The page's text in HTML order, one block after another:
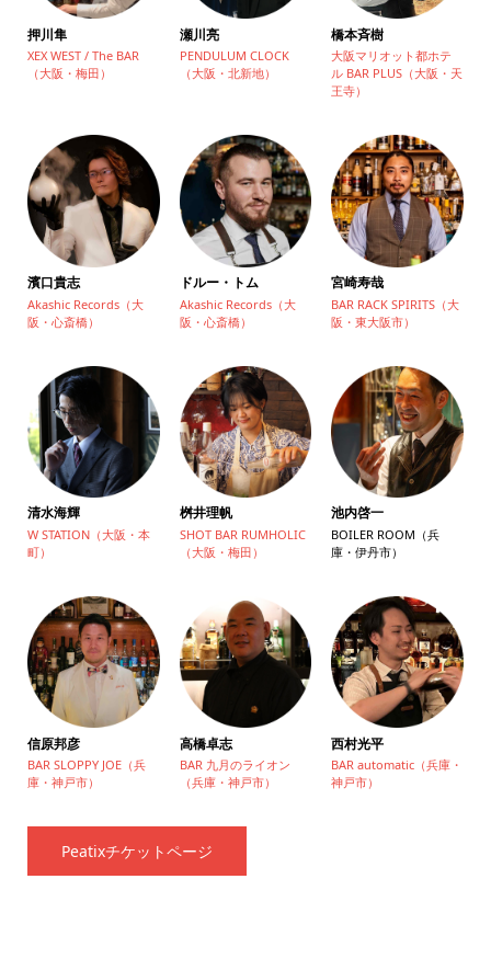
押川隼
XEX WEST / The BAR
（大阪・梅田）
瀬川亮
PENDULUM CLOCK
（大阪・北新地）
橋本斉樹
大阪マリオット都ホテ
ル BAR PLUS（大阪・天
王寺）
濱口貴志
Akashic Records（大
阪・心斎橋）
ドルー・トム
Akashic Records（大
阪・心斎橋）
宮崎寿哉
BAR RACK SPIRITS（大
阪・東大阪市）
清水海輝
W STATION（大阪・本
町）
桝井理帆
SHOT BAR RUMHOLIC
（大阪・梅田）
池内啓一
BOILER ROOM（兵
庫・伊丹市）
信原邦彦
BAR SLOPPY JOE（兵
庫・神戸市）
高橋卓志
BAR 九月のライオン
（兵庫・神戸市）
西村光平
BAR automatic（兵庫・
神戸市）
Peatixチケットページ